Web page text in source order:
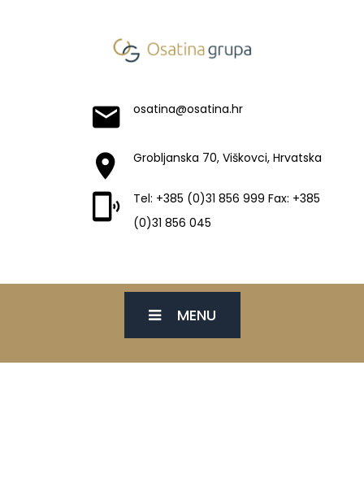
osatina@osatina.hr
Grobljanska 70, Viškovci, Hrvatska
Tel: +385 (0)31 856 999 Fax: +385
(0)31 856 045
MENU